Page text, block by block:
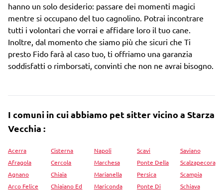
hanno un solo desiderio: passare dei momenti magici
mentre si occupano del tuo cagnolino. Potrai incontrare
tutti i volontari che vorrai e affidare loro il tuo cane.
Inoltre, dal momento che siamo più che sicuri che Ti
presto Fido farà al caso tuo, ti offriamo una garanzia
soddisfatti o rimborsati, convinti che non ne avrai bisogno.
I comuni in cui abbiamo pet sitter vicino a Starza
Vecchia :
Acerra
Afragola
Agnano
Arco Felice
Cisterna
Cercola
Chiaia
Chiaiano Ed
Napoli
Marchesa
Marianella
Mariconda
Scavi
Ponte Della
Persica
Ponte Di
Saviano
Scalzapecora
Scampia
Schiava